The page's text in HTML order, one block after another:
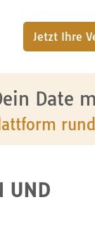
Jetzt Ihre
Date
UND